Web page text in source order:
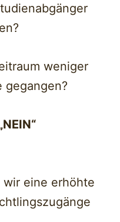
weniger
gegangen?
wir eine erhöhte